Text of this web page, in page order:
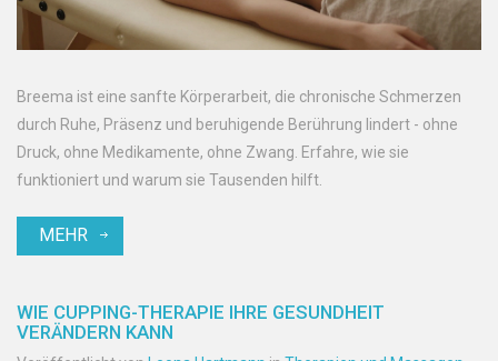
Breema ist eine sanfte Körperarbeit, die chronische Schmerzen
durch Ruhe, Präsenz und beruhigende Berührung lindert - ohne
Druck, ohne Medikamente, ohne Zwang. Erfahre, wie sie
funktioniert und warum sie Tausenden hilft.
MEHR
WIE CUPPING-THERAPIE IHRE GESUNDHEIT
VERÄNDERN KANN